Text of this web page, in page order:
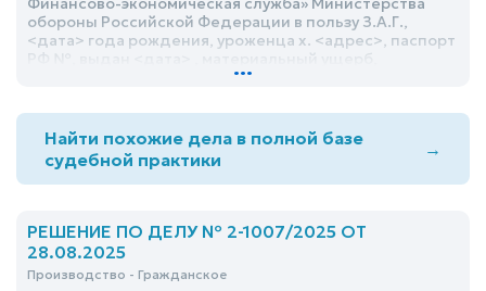
обороны Российской Федерации в пользу З.А.Г.,
<дата> года рождения, уроженца х. <адрес>, паспорт
РФ №, выдан <дата> , материальный ущерб,
причиненный в результате ДТП, в размере 684 000
пошлины в сумме 18 600 рублей, всего 702 600
(семьсот две тысячи шестьсот) рублей
...
Найти похожие дела в полной базе
судебной практики
→
РЕШЕНИЕ ПО ДЕЛУ № 2-1007/2025 ОТ
28.08.2025
Производство - Гражданское